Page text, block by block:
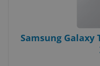
Samsung Galaxy